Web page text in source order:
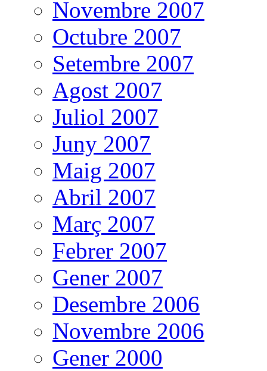
Novembre 2007
Octubre 2007
Setembre 2007
Agost 2007
Juliol 2007
Juny 2007
Maig 2007
Abril 2007
Març 2007
Febrer 2007
Gener 2007
Desembre 2006
Novembre 2006
Gener 2000